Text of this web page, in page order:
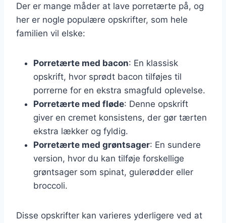
Der er mange måder at lave porretærte på, og
her er nogle populære opskrifter, som hele
familien vil elske:
Porretærte med bacon: En klassisk
opskrift, hvor sprødt bacon tilføjes til
porrerne for en ekstra smagfuld oplevelse.
Porretærte med fløde: Denne opskrift
giver en cremet konsistens, der gør tærten
ekstra lækker og fyldig.
Porretærte med grøntsager: En sundere
version, hvor du kan tilføje forskellige
grøntsager som spinat, gulerødder eller
broccoli.
Disse opskrifter kan varieres yderligere ved at